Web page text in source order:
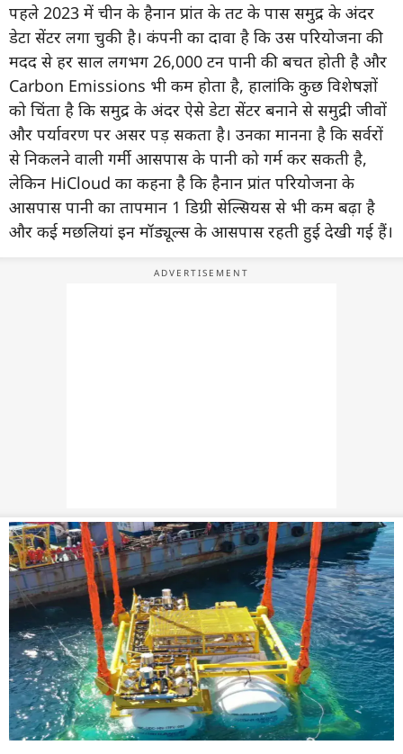
पहले 2023 में चीन के हैनान प्रांत के तट के पास समुद्र के अंदर
डेटा सेंटर लगा चुकी है। कंपनी का दावा है कि उस परियोजना की
मदद से हर साल लगभग 26,000 टन पानी की बचत होती है और
Carbon Emissions भी कम होता है, हालांकि कुछ विशेषज्ञों
को चिंता है कि समुद्र के अंदर ऐसे डेटा सेंटर बनाने से समुद्री जीवों
और पर्यावरण पर असर पड़ सकता है। उनका मानना है कि सर्वरों
से निकलने वाली गर्मी आसपास के पानी को गर्म कर सकती है,
लेकिन HiCloud का कहना है कि हैनान प्रांत परियोजना के
आसपास पानी का तापमान 1 डिग्री सेल्सियस से भी कम बढ़ा है
और कई मछलियां इन मॉड्यूल्स के आसपास रहती हुई देखी गई हैं।